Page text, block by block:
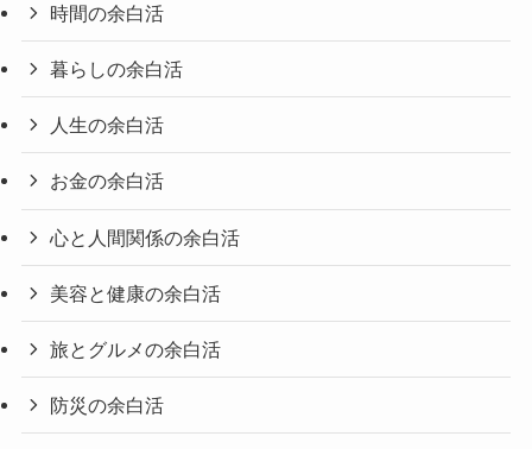
時間の余白活
暮らしの余白活
人生の余白活
お金の余白活
心と人間関係の余白活
美容と健康の余白活
旅とグルメの余白活
防災の余白活